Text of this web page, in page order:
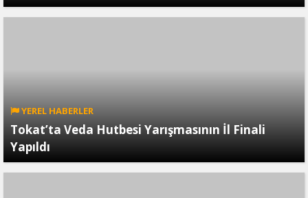
YEREL HABERLER
Tokat’ta Veda Hutbesi Yarışmasının İl Finali
Yapıldı